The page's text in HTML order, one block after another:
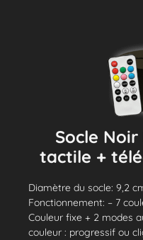
Socle Noir
tactile +
Diamètre du socle: 9,2
Fonctionnement: – 7
Couleur fixe + 2 modes
couleur : progressif ou